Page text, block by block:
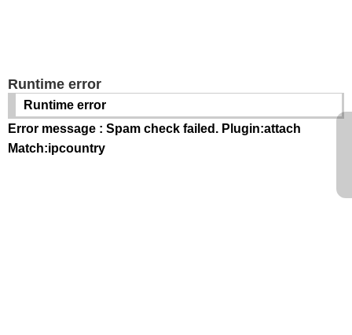
Runtime error
Runtime error
Error message : Spam check failed. Plugin:attach
Match:ipcountry